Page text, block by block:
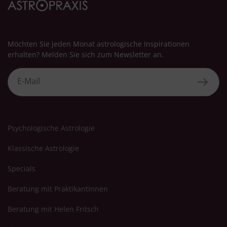
Möchten Sie jeden Monat astrologische Inspirationen
erhalten? Melden Sie sich zum Newsletter an.
Psychologische Astrologie
Klassische Astrologie
Specials
Beratung mit PraktikantInnen
Beratung mit Helen Fritsch
Endgeräteeigenschaften zur Identifikation aktiv abfragen